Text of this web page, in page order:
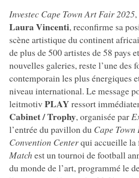
Investec Cape Town Art Fair 2025,
Laura Vincenti, reconfirme sa
scène artistique du continent
de plus de 500 artistes de 58 pays
nouvelles galeries, reste l’une des
contemporain les plus énergiques
niveau international. Le message
leitmotivPLAYressort
Cabinet / Trophy, organisée par
l’entrée du pavillon du Cape
Convention Centerqui accueille la
Match est un tournoi de football
du monde de l’art, programmé le